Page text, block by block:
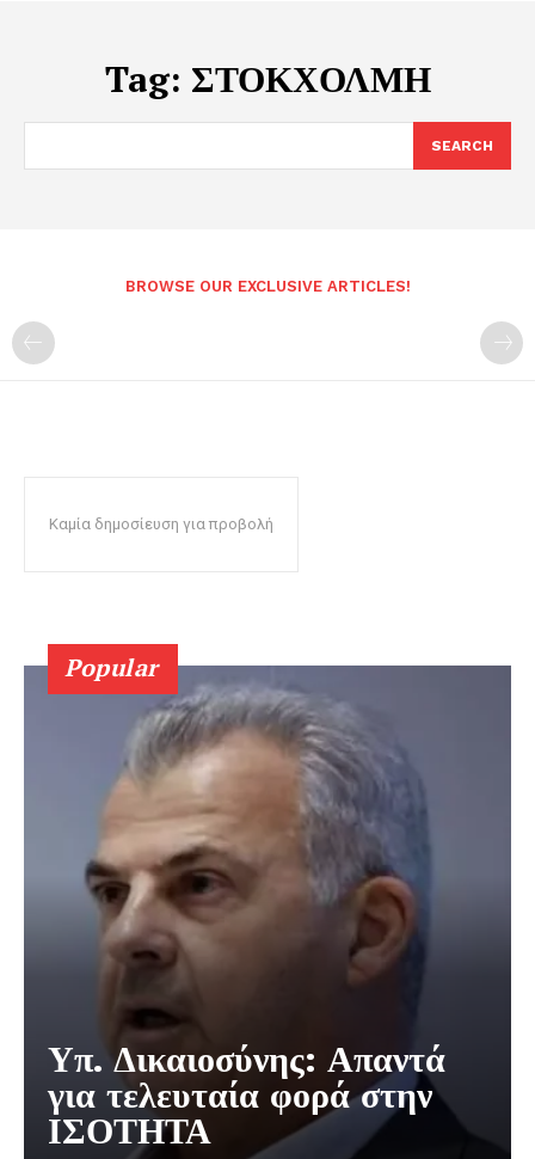
Tag: ΣΤΟΚΧΟΛΜΗ
SEARCH
BROWSE OUR EXCLUSIVE ARTICLES!
Καμία δημοσίευση για προβολή
Popular
Υπ. Δικαιοσύνης: Απαντά
για τελευταία φορά στην
ΙΣΟΤΗΤΑ